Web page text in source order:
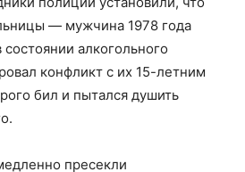
— мужчина 1978 года
алкогольного
конфликт с их 15-летним
бил и пытался душить
пресекли